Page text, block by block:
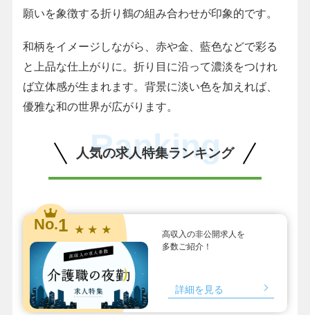
願いを象徴する折り鶴の組み合わせが印象的です。
和柄をイメージしながら、赤や金、藍色などで彩る
と上品な仕上がりに。折り目に沿って濃淡をつけれ
ば立体感が生まれます。背景に淡い色を加えれば、
優雅な和の世界が広がります。
人気の求人特集ランキング
Ranking
No.1 ★ ★ ★
高収入の非公開求人を
多数ご紹介！
詳細を見る